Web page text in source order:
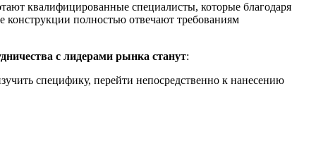
квалифицированные специалисты, которые благодаря
конструкции полностью отвечают требованиям
с лидерами рынка станут:
специфику, перейти непосредственно к нанесению